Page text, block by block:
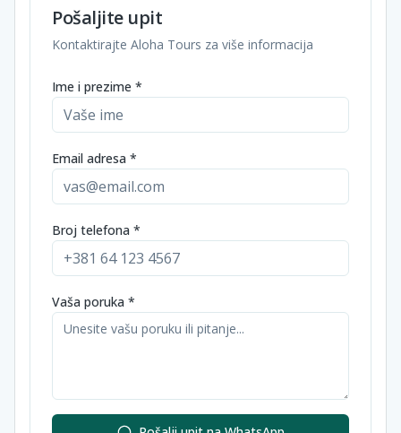
Pošaljite upit
Kontaktirajte Aloha Tours za više informacija
Ime i prezime *
Email adresa *
Broj telefona *
Vaša poruka *